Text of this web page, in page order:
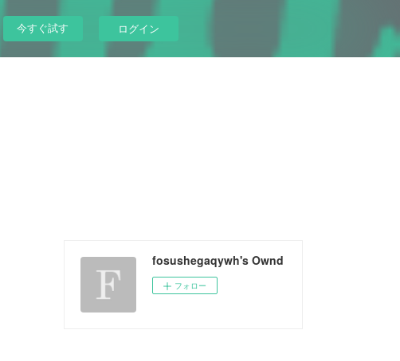
今すぐ試す ログイン
fosushegaqywh's Ownd
フォロー